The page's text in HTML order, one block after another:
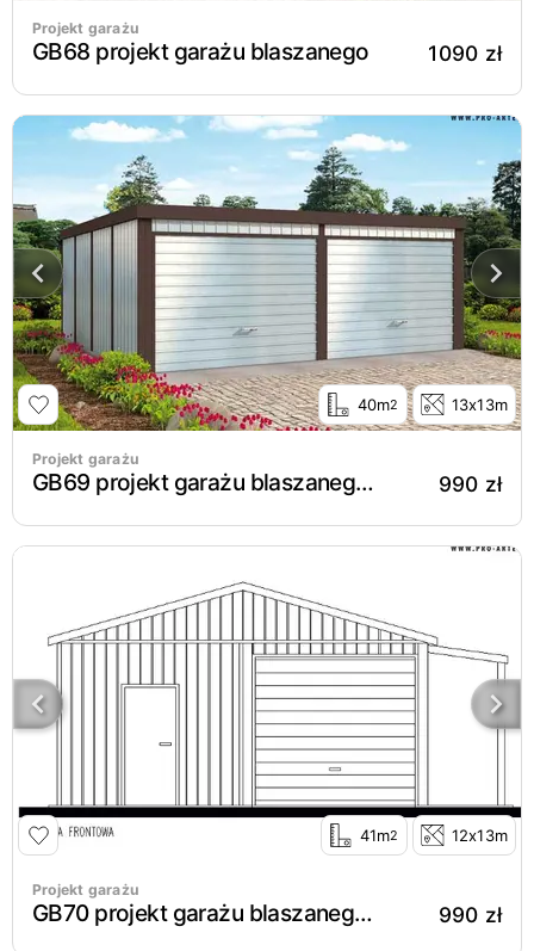
Projekt garażu
GB68 projekt garażu blaszanego 1090 zł
40m2 13x13m
Projekt garażu
GB69 projekt garażu blaszanego dwustanowiskowego 990 zł
41m2 12x13m
Projekt garażu
GB70 projekt garażu blaszanego jednostanowiskowego z pomieszczeniem gospodarczym i wiatą 990 zł